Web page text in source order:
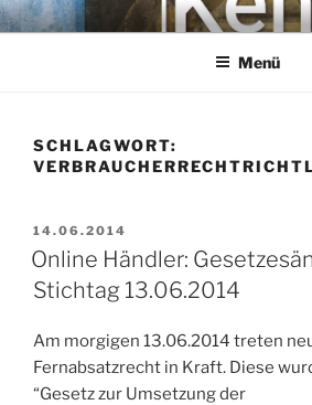
Zum
InhaltKEHL
Rechtsanwaltsgesellschaft mbH
Menü
SCHLAGWORT:
VERÖFFENTLICHT
AM
14.06.2014
Online Händler:
Stichtag 13.06.2014
Am morgigen 13.06.2014 treten
Fernabsatzrecht in Kraft. Diese
“Gesetz zur Umsetzung der